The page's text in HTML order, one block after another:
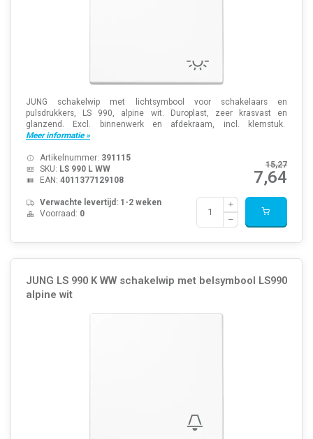
JUNG schakelwip met lichtsymbool voor schakelaars en
pulsdrukkers, LS 990, alpine wit. Duroplast, zeer krasvast en
glanzend. Excl. binnenwerk en afdekraam, incl. klemstuk.
Meer informatie »
15,27
7,64
Artikelnummer: 391115
SKU: LS 990 L WW
EAN: 4011377129108
Verwachte levertijd: 1-2 weken
Voorraad: 0
JUNG LS 990 K WW schakelwip met belsymbool LS990
alpine wit